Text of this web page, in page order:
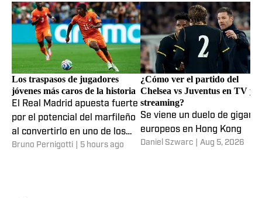
Los traspasos de jugadores
jóvenes más caros de la historia
El Real Madrid apuesta fuerte
por el potencial del marfileño
al convertirlo en uno de los
adolescentes más caros de
Bruno Pernigotti 5 hours ago
¿Cómo ver el partido del
Chelsea vs Juventus en TV y
streaming?
Se viene un duelo de
europeos en Hong Kong
Daniel Szwarc Aug 5, 2026